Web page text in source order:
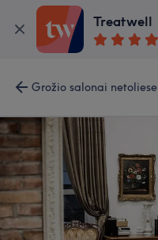
Treatwell
Grožio salonai netoliese